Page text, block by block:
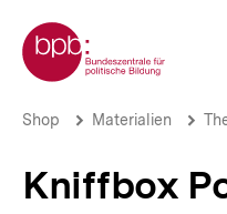
zum
Seiteninhalt
springen
Zur Startseite der bpb
Kniffbox
bpb.de
Brotkrümelnavigation
Shop Materialien
Kniffbox